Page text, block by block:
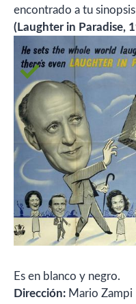
encontrado a tu
(Laughter in Paradise,
Es en blanco y negro.
Dirección: Mario Zampi